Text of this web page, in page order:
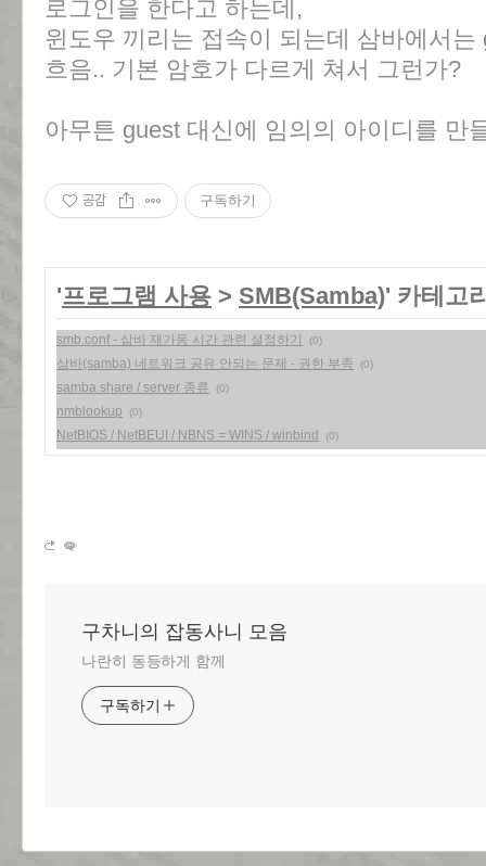
로그인을 한다고 하는데,
윈도우 끼리는 접속이 되는데 삼바에서
흐음.. 기본 암호가 다르게 쳐서 그런가?
아무튼 guest 대신에 임의의 아이디를 만
공감 구독하기
'프로그램 사용 > SMB(Samba)' 카테고
smb.conf - 삼바 재가동 시간 관련 설정하기 (0)
삼바(samba) 네트워크 공유 안되는 문제 - 권한 부족 (0)
samba share / server 종류 (0)
nmblookup (0)
NetBIOS / NetBEUI / NBNS = WINS / winbind (0)
구차니의 잡동사니 모음
나란히 동등하게 함께
구독하기